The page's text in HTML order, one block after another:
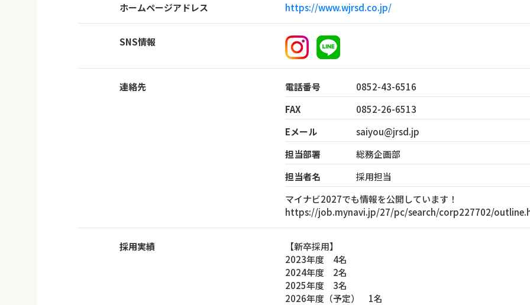
ホームページアドレス https://www.wjrsd.co.jp/
SNS情報
連絡先 電話番号
0852-43-6516
FAX
0852-26-6513
Eメール
saiyou@jrsd.jp
担当部署
総務企画部
担当者名
採用担当
マイナビ2027でも情報を公開しています！
https://job.mynavi.jp/27/pc/search/corp227702/
採用実績
【新卒採用】
2023年度 4名
2024年度 2名
2025年度 3名
2026年度（予定） 1名